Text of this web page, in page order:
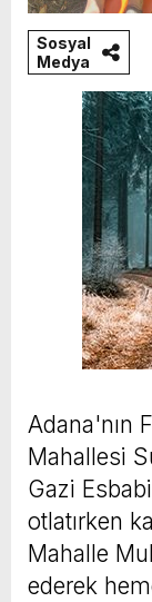
Sosyal
Medya
Adana'nın
Mahallesi
Gazi
otlatırken
Mahalle
ederek